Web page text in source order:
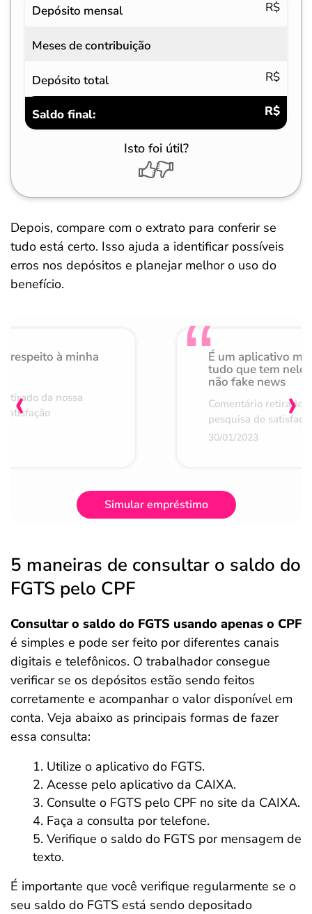
Depósito mensal R$
Meses de contribuição
Depósito total R$
Saldo final: R$
Isto foi útil?
Depois, compare com o extrato para conferir se
tudo está certo. Isso ajuda a identificar possíveis
erros nos depósitos e planejar melhor o uso do
benefício.
respeito à minha
da nossa
É um aplicativo
tudo que tem nele
não fake news
Comentário retirado
pesquisa de
30/01/2023
‹ ›
Simular empréstimo
5 maneiras de consultar o saldo do
FGTS pelo CPF
Consultar o saldo do FGTS usando apenas o CPF
é simples e pode ser feito por diferentes canais
digitais e telefônicos. O trabalhador consegue
verificar se os depósitos estão sendo feitos
corretamente e acompanhar o valor disponível em
conta. Veja abaixo as principais formas de fazer
essa consulta:
Utilize o aplicativo do FGTS.
Acesse pelo aplicativo da CAIXA.
Consulte o FGTS pelo CPF no site da CAIXA.
Faça a consulta por telefone.
Verifique o saldo do FGTS por mensagem de
texto.
É importante que você verifique regularmente se o
seu saldo do FGTS está sendo depositado